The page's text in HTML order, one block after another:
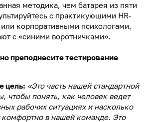
методика, чем батарея из пяти
с практикующими HR-
корпоративными психологами,
с «синими воротничками».
преподнесите тестирование
цель: «Это часть нашей стандартной
чтобы понять, как человек ведет
рабочих ситуациях и насколько
комфортно в нашей команде. Это